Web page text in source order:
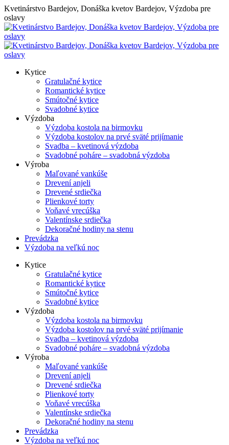
Skip
to
content
Kvetinárstvo Bardejov, Donáška kvetov Bardejov, Výzdoba pre
oslavy
Kytice
Gratulačné kytice
Romantické kytice
Smútočné kytice
Svadobné kytice
Výzdoba
Výzdoba kostola na birmovku
Výzdoba kostolov na prvé sväté prijímanie
Svadba – kvetinová výzdoba
Svadobné poháre – svadobná výzdoba
Výroba
Maľované vankúše
Drevení anjeli
Drevené srdiečka
Plienkové torty
Voňavé vrecúška
Valentínske srdiečka
Dekoračné hodiny na stenu
Prevádzka
Výzdoba na veľkú noc
Kytice
Gratulačné kytice
Romantické kytice
Smútočné kytice
Svadobné kytice
Výzdoba
Výzdoba kostola na birmovku
Výzdoba kostolov na prvé sväté prijímanie
Svadba – kvetinová výzdoba
Svadobné poháre – svadobná výzdoba
Výroba
Maľované vankúše
Drevení anjeli
Drevené srdiečka
Plienkové torty
Voňavé vrecúška
Valentínske srdiečka
Dekoračné hodiny na stenu
Prevádzka
Výzdoba na veľkú noc